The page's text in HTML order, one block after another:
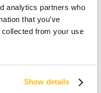
analytics partners who
that you’ve
collected from your use
Show details